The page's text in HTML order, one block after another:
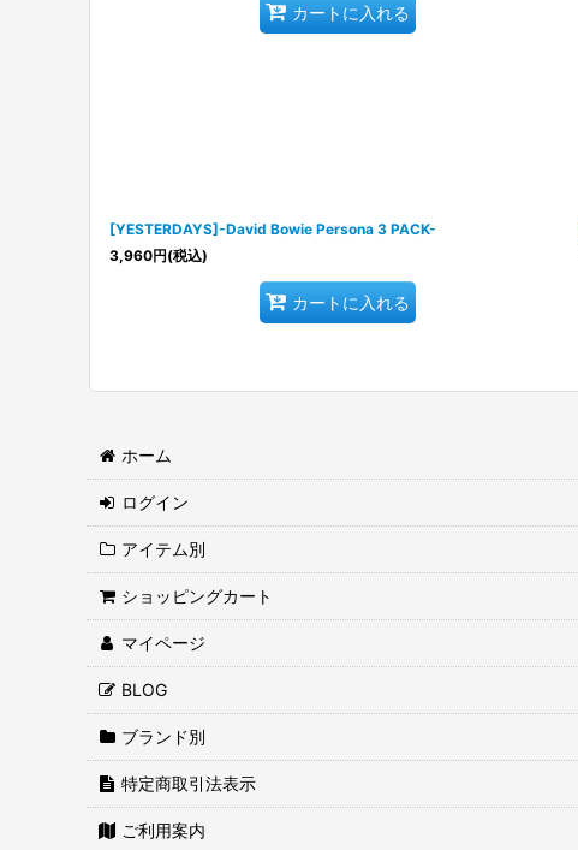
カートに入れる
[YESTERDAYS]-David Bowie Persona 3 PACK-
3,960円(税込)
カートに入れる
ホーム
ログイン
アイテム別
ショッピングカート
マイページ
BLOG
ブランド別
特定商取引法表示
ご利用案内